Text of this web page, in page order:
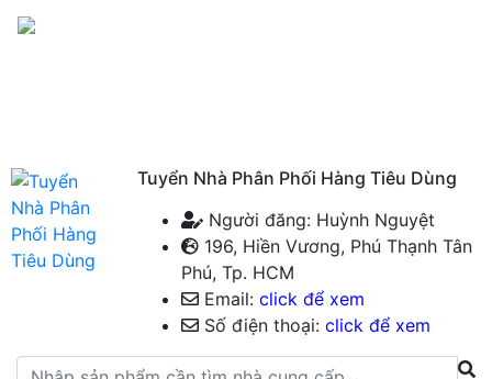
Tuyển Nhà Phân Phối Hàng Tiêu Dùng
Người đăng: Huỳnh Nguyệt
196, Hiền Vương, Phú Thạnh Tân
Phú, Tp. HCM
Email: click để xem
Số điện thoại: click để xem